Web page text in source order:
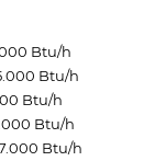
Btu/h
Btu/h
Btu/h
Btu/h
Btu/h